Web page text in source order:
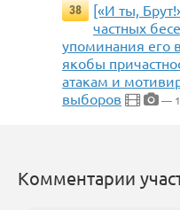
38
[«И ты,
частных
упоминания его
якобы
атакам и
выборов
— 1
Комментарии